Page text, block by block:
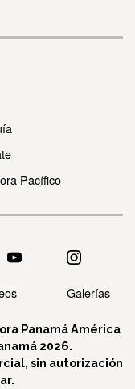
Pacífico
Galerías
Panamá América
2026.
sin autorización